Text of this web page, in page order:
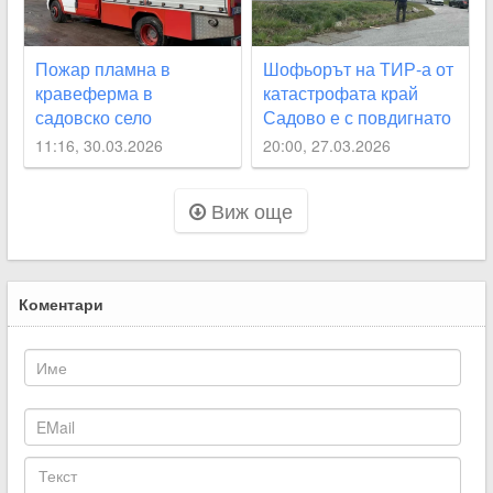
Пожар пламна в
кравеферма в
садовско село
11:16, 30.03.2026
Шофьорът на ТИР-а от
катастрофата край
Садово е с повдигнато
обвинение
20:00, 27.03.2026
Виж още
Коментари